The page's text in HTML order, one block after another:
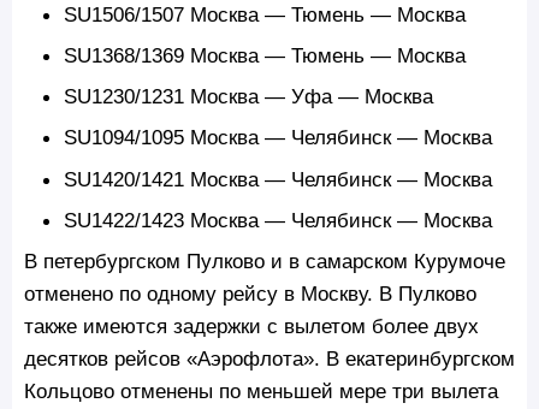
SU1506/1507 Москва — Тюмень — Москва
SU1368/1369 Москва — Тюмень — Москва
SU1230/1231 Москва — Уфа — Москва
SU1094/1095 Москва — Челябинск — Москва
SU1420/1421 Москва — Челябинск — Москва
SU1422/1423 Москва — Челябинск — Москва
В петербургском Пулково и в самарском Курумоче
отменено по одному рейсу в Москву. В Пулково
также имеются задержки с вылетом более двух
десятков рейсов «Аэрофлота». В екатеринбургском
Кольцово отменены по меньшей мере три вылета